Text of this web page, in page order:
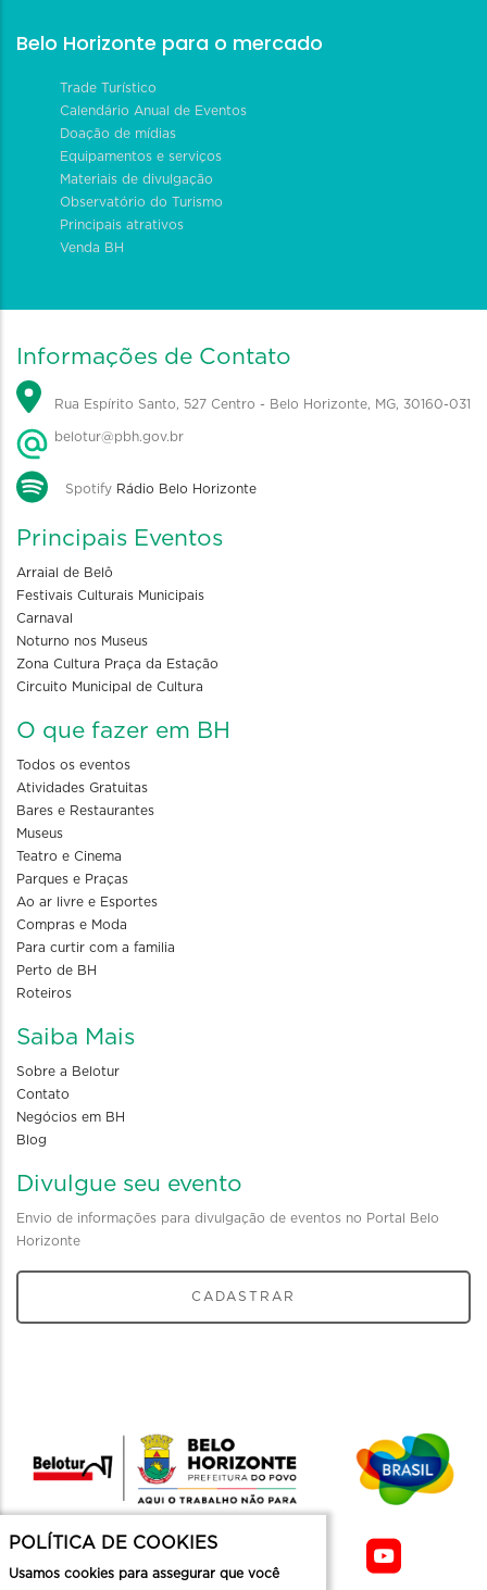
Belo Horizonte para o mercado
Trade Turístico
Calendário Anual de Eventos
Doação de mídias
Equipamentos e serviços
Materiais de divulgação
Observatório do Turismo
Principais atrativos
Venda BH
Informações de Contato
Rua Espírito Santo, 527 Centro - Belo Horizonte, MG, 30160-031
belotur@pbh.gov.br
Spotify Rádio Belo Horizonte
Principais Eventos
Arraial de Belô
Festivais Culturais Municipais
Carnaval
Noturno nos Museus
Zona Cultura Praça da Estação
Circuito Municipal de Cultura
O que fazer em BH
Todos os eventos
Atividades Gratuitas
Bares e Restaurantes
Museus
Teatro e Cinema
Parques e Praças
Ao ar livre e Esportes
Compras e Moda
Para curtir com a familia
Perto de BH
Roteiros
Saiba Mais
Sobre a Belotur
Contato
Negócios em BH
Blog
Divulgue seu evento
Envio de informações para divulgação de eventos no Portal Belo
Horizonte
CADASTRAR
POLÍTICA DE COOKIES
Usamos cookies para assegurar que você